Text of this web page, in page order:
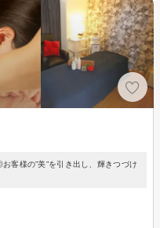
客様の”美”を引き出し、輝きつづけ